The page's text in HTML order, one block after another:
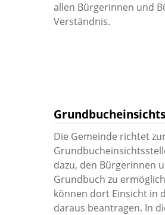
allen Bürgerinnen und
Verständnis.
Die Gemeinde richtet
dazu, den Bürgerinnen
Grundbuch zu
können dort Einsicht in
daraus beantragen. In